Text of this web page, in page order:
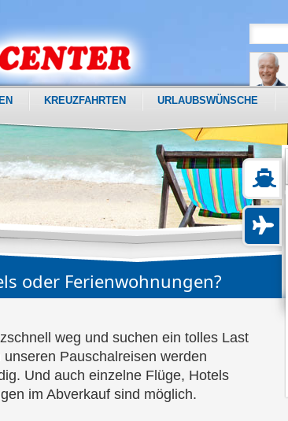
KREUZFAHRTEN URLAUBSWÜNSCHE
oder Ferienwohnungen?
weg und suchen ein tolles Last
Pauschalreisen werden
Und auch einzelne Flüge, Hotels
im Abverkauf sind möglich.